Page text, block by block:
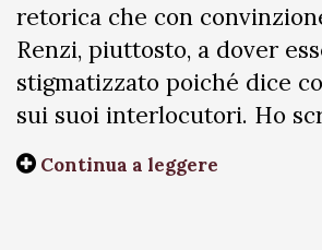
retorica che con
Renzi, piuttosto, a dover
stigmatizzato poiché dice
sui suoi interlocutori. Ho
Continua a leggere